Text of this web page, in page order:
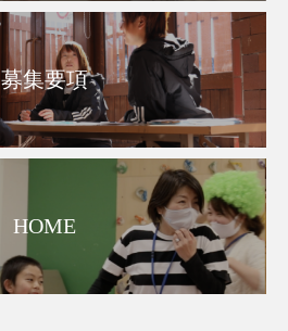
募集要項
HOME